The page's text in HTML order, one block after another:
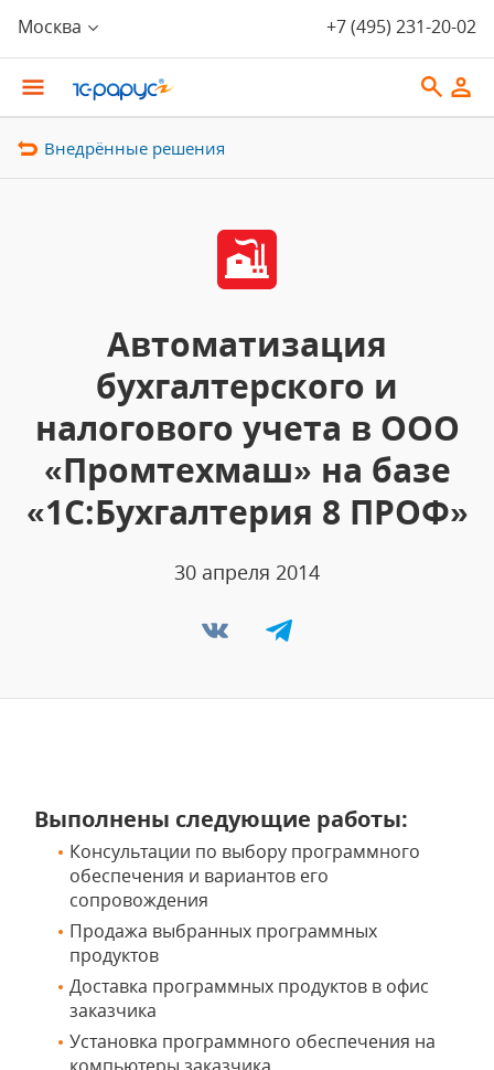
Москва +7 (495) 231-20-02
Внедрённые решения
Автоматизация
бухгалтерского и
налогового учета в ООО
«Промтехмаш» на базе
«1С:Бухгалтерия 8 ПРОФ»
30 апреля 2014
Выполнены следующие работы:
Консультации по выбору программного
обеспечения и вариантов его
сопровождения
Продажа выбранных программных
продуктов
Доставка программных продуктов в офис
заказчика
Установка программного обеспечения на